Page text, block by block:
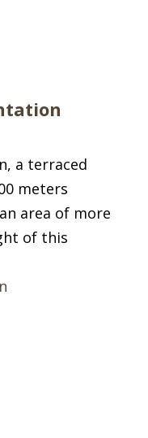
a terraced
meters
area of ​​more
of this